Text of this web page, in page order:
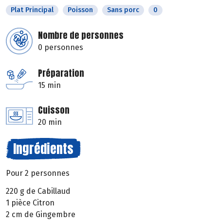
Plat Principal Poisson Sans porc 0
Nombre de personnes
0 personnes
Préparation
15 min
Cuisson
20 min
Ingrédients
Pour 2 personnes
220 g de Cabillaud
1 pièce Citron
2 cm de Gingembre